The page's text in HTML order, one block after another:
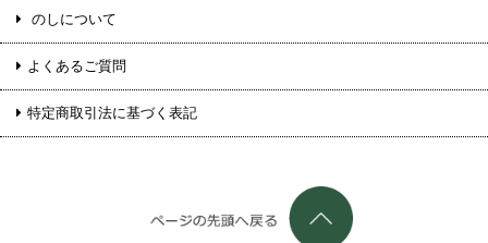
のしについて
よくあるご質問
特定商取引法に基づく表記